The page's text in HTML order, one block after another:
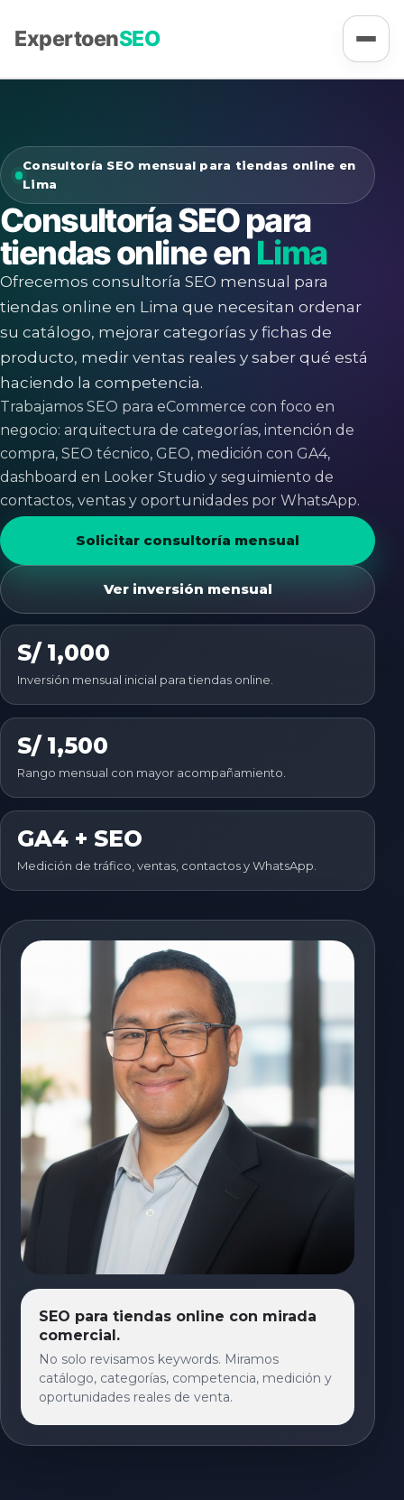
ExpertoenSEO
Consultoría SEO mensual para tiendas online en
Lima
Consultoría SEO para
tiendas online enLima
Ofrecemos consultoría SEO mensual para
tiendas online en Lima que necesitan ordenar
su catálogo, mejorar categorías y fichas de
producto, medir ventas reales y saber qué está
haciendo la competencia.
Trabajamos SEO para eCommerce con foco en
negocio: arquitectura de categorías, intención de
compra, SEO técnico, GEO, medición con GA4,
dashboard en Looker Studio y seguimiento de
contactos, ventas y oportunidades por WhatsApp.
Solicitar consultoría mensual
Ver inversión mensual
S/ 1,000
Inversión mensual inicial para tiendas online.
S/ 1,500
Rango mensual con mayor acompañamiento.
GA4 + SEO
Medición de tráfico, ventas, contactos y WhatsApp.
SEO para tiendas online con mirada
comercial.
No solo revisamos keywords. Miramos
catálogo, categorías, competencia, medición y
oportunidades reales de venta.